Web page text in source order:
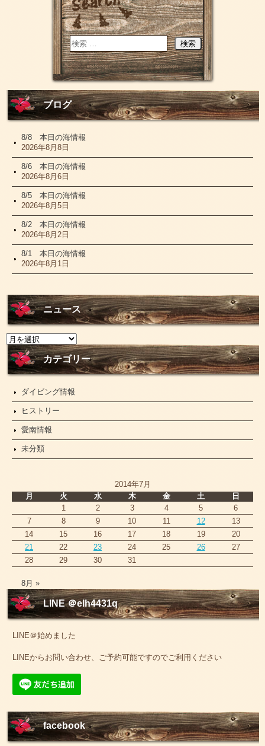
ブログ
8/8 本日の海情報
2026年8月8日
8/6 本日の海情報
2026年8月6日
8/5 本日の海情報
2026年8月5日
8/2 本日の海情報
2026年8月2日
8/1 本日の海情報
2026年8月1日
ニュース
ニ
ュ
ー
カテゴリー
ダイビング情報
ヒストリー
愛南情報
未分類
2014年7月
月
火 水 木 金 土
日
1
2 3 4 5
6
7
8 9 10 11 12
13
14
15 16 17 18 19
20
21
22 23 24 25 26
27
28
29 30 31
8月 »
LINE ＠elh4431q
LINE＠始めました
LINEからお問い合わせ、ご予約可能ですのでご利用ください
facebook